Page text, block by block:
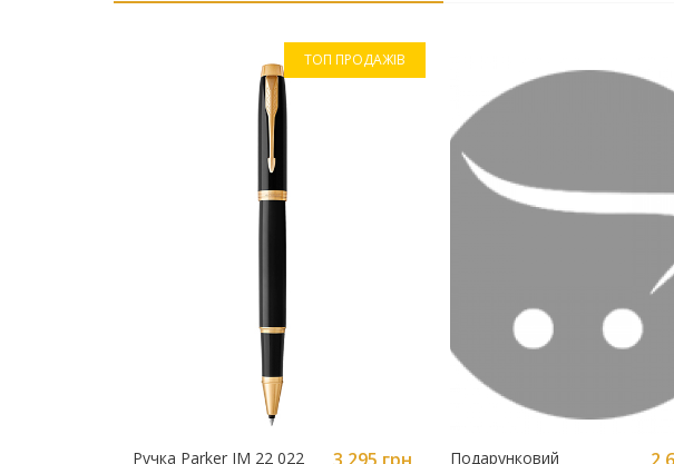
ТОП ПРОДАЖІВ
Ручка Parker IM 22 022
Подарунковий